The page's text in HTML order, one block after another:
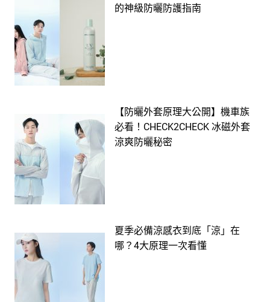
的神級防曬防護指南
【防曬外套原理大公開】機車族
必看！CHECK2CHECK 冰磁外套
涼爽防曬秘密
夏季必備涼感衣到底「涼」在
哪？4大原理一次看懂